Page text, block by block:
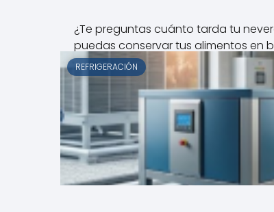
¿Te preguntas cuánto tarda tu
puedas conservar tus alimentos en
REFRIGERACIÓN